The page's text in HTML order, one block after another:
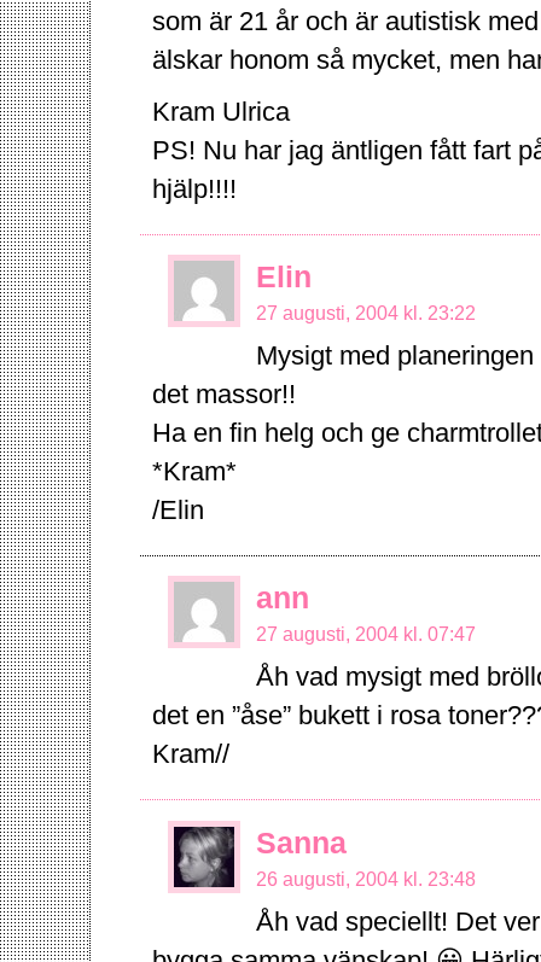
som är 21 år och är autistisk
älskar honom så mycket, men
Kram Ulrica
PS! Nu har jag äntligen fått fart
hjälp!!!!
Elin
27 augusti, 2004 kl. 23:22
Mysigt med
det massor!!
Ha en fin helg och ge
*Kram*
/Elin
ann
27 augusti, 2004 kl. 07:47
Åh vad mysigt med
det en ”åse” bukett i rosa
Kram//
Sanna
26 augusti, 2004 kl. 23:48
Åh vad speciellt! Det